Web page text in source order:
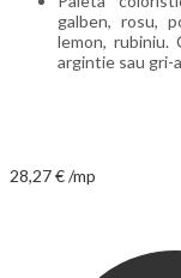
galben, rosu,
lemon, rubiniu.
argintie sau gri-
28,27€/mp